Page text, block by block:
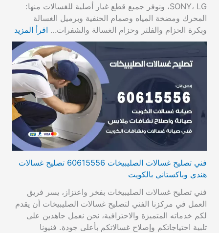
SONY، LG، ونوفر جميع قطع غيار أصلية للغسالات منها:
المحرك ومضخة المياه وصمام الحنفية وبرميل الغسالة
وبكرة الحزام والفلتر وحزام الغسالة والشفرات… اقرأ المزيد
فني تصليح غسالات الصليبيخات 60615556 تصليح غسالات
هندي وباكستاني بالكويت
فني تصليح غسالات الصليبيخات بفخر واعتزاز، يسر فريق
العمل في مركزنا الفني لتصليح غسالات الصليبيخات أن يقدم
لكم خدماته المتميزة والاحترافية، نحن نعمل جاهدين على
تلبية احتياجاتكم وإصلاح غسالاتكم بأعلى جودة. فنيونا